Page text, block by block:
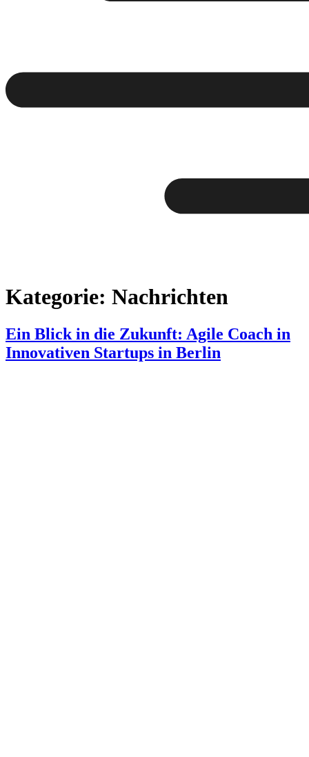
Kategorie: Nachrichten
Ein Blick in die Zukunft: Agile Coach in
Innovativen Startups in Berlin